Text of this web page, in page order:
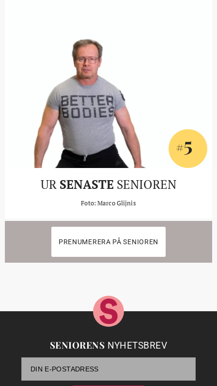
#5
UR SENASTE SENIOREN
Foto: Marco Glijnis
PRENUMERERA PÅ SENIOREN
SENIORENS NYHETSBREV